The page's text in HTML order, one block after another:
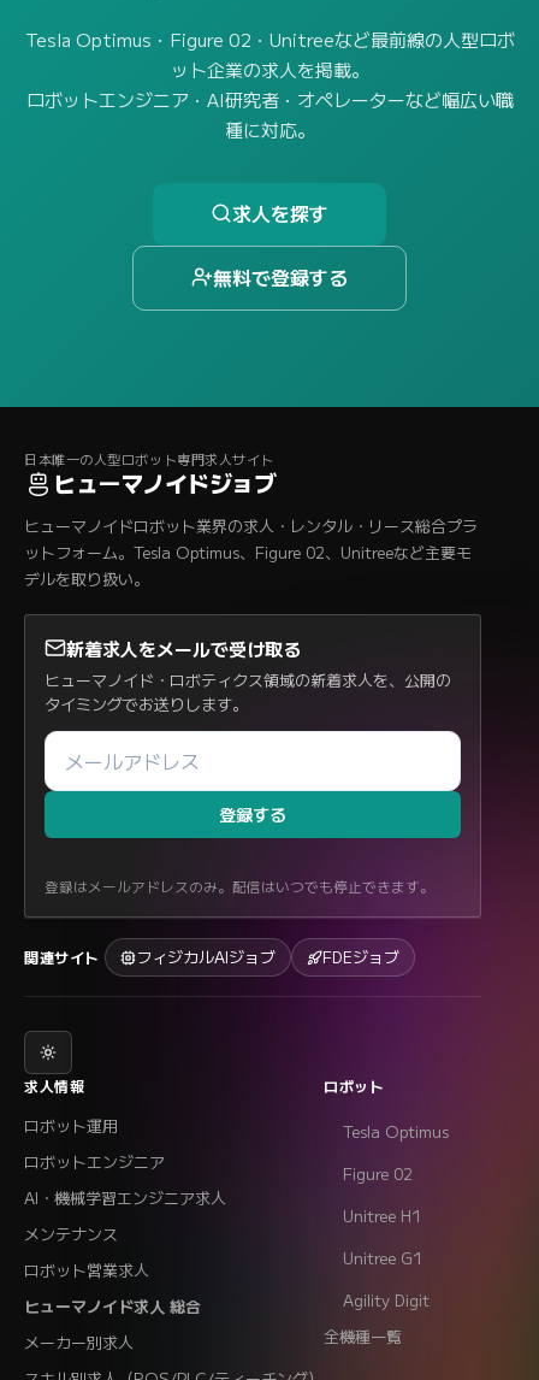
Tesla Optimus・Figure 02・Unitreeなど最前線の人型ロボ
ット企業の求人を掲載。
ロボットエンジニア・AI研究者・オペレーターなど幅広い職
種に対応。
求人を探す
無料で登録する
日本唯一の人型ロボット専門求人サイト
ヒューマノイドジョブ
ヒューマノイドロボット業界の求人・レンタル・リース総合プラ
ットフォーム。Tesla Optimus、Figure 02、Unitreeなど主要モ
デルを取り扱い。
新着求人をメールで受け取る
ヒューマノイド・ロボティクス領域の新着求人を、公開の
タイミングでお送りします。
登録する
登録はメールアドレスのみ。配信はいつでも停止できます。
関連サイト フィジカルAIジョブ FDEジョブ
求人情報
ロボット運用
ロボットエンジニア
AI・機械学習エンジニア求人
メンテナンス
ロボット営業求人
ヒューマノイド求人 総合
メーカー別求人
ロボット
Tesla Optimus
Figure 02
Unitree H1
Unitree G1
Agility Digit
全機種一覧